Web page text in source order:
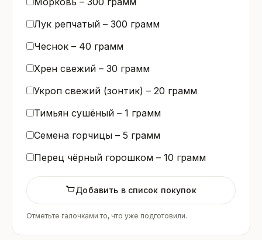
Лук репчатый – 300 грамм
Чеснок – 40 грамм
Хрен свежий – 30 грамм
Укроп свежий (зонтик) – 20 грамм
Тимьян сушёный – 1 грамм
Семена горчицы – 5 грамм
Перец чёрный горошком – 10 грамм
Добавить в список покупок
Отметьте галочками то, что уже подготовили.